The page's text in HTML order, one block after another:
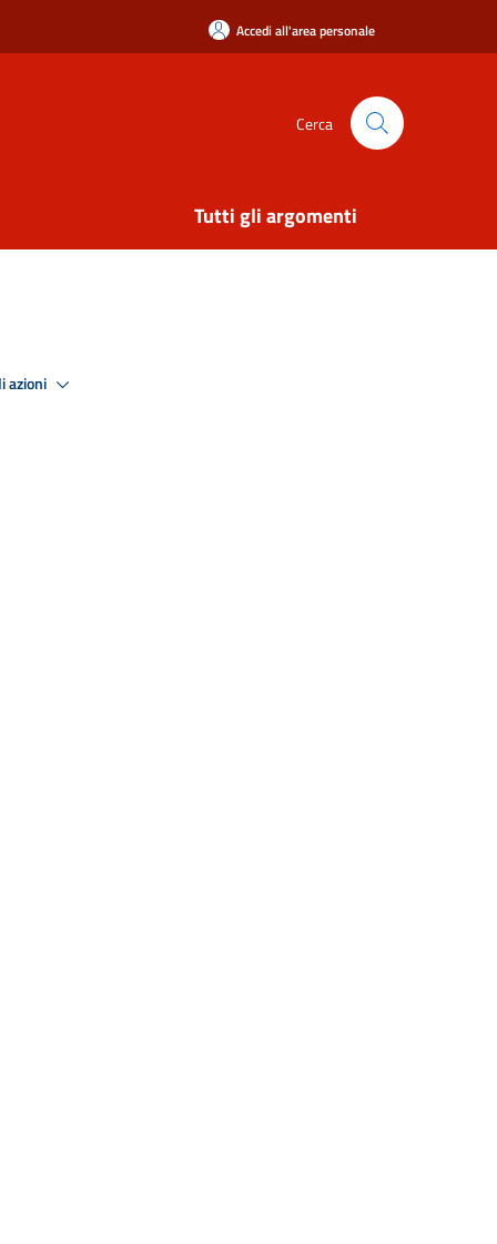
Accedi all'area personale
Cerca
Tutti gli argomenti
azioni